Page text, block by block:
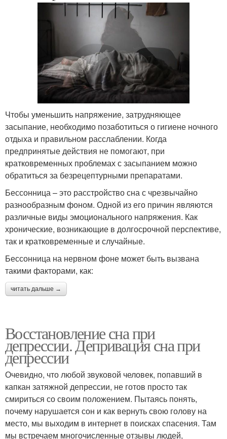
Чтобы уменьшить напряжение, затрудняющее
засыпание, необходимо позаботиться о гигиене ночного
отдыха и правильном расслаблении. Когда
предпринятые действия не помогают, при
кратковременных проблемах с засыпанием можно
обратиться за безрецептурными препаратами.
Бессонница – это расстройство сна с чрезвычайно
разнообразным фоном. Одной из его причин являются
различные виды эмоционального напряжения. Как
хронические, возникающие в долгосрочной перспективе,
так и кратковременные и случайные.
Бессонница на нервном фоне может быть вызвана
такими факторами, как:
читать дальше →
Восстановление сна при
депрессии. Депривация сна при
депрессии
Очевидно, что любой звуковой человек, попавший в
капкан затяжной депрессии, не готов просто так
смириться со своим положением. Пытаясь понять,
почему нарушается сон и как вернуть свою голову на
место, мы выходим в интернет в поисках спасения. Там
мы встречаем многочисленные отзывы людей,